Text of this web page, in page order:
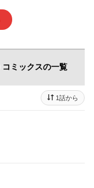
コミックスの一覧
1話から